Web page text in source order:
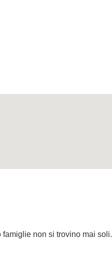
non si trovino mai soli.